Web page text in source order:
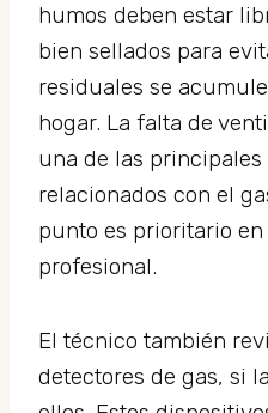
humos deben estar
bien sellados para
residuales se
hogar. La falta de
una de las
relacionados con el
punto es prioritario
profesional.
El técnico también
detectores de gas, si